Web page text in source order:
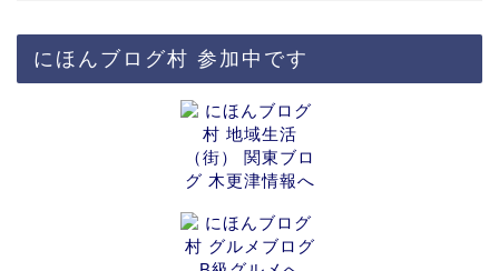
にほんブログ村 参加中です